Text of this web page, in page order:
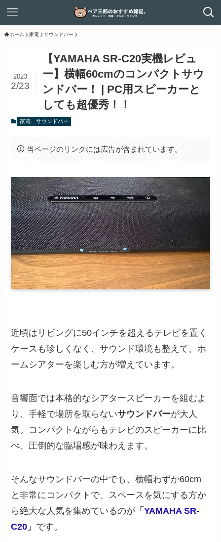
ホーム 家電 サウンドバー
【YAMAHA SR-C20実機レビュ
ー】横幅60cmのコンパクトサウ
ンドバー！ | PC用スピーカーと
しても超優秀！！
2023
2/23
家電 サウンドバー
当ページのリンクには広告が含まれています。
近頃はリビングに50インチを超えるテレビを置く
ケースも珍しくなく、サウンド環境も整えて、ホ
ームシアターを楽しむ方が増えています。
音響面では本格的なシアタースピーカーを組むよ
り、手軽で場所を取らないサウンドバーが大人
気。コンパクトながらもテレビのスピーカーに比
べ、圧倒的な臨場感が味わえます。
そんなサウンドバーの中でも、横幅わずか60cm
と非常にコンパクトで、スペースを気にする方か
ら絶大な人気を集めているのが 「YAMAHA SR-
C20 」 です。